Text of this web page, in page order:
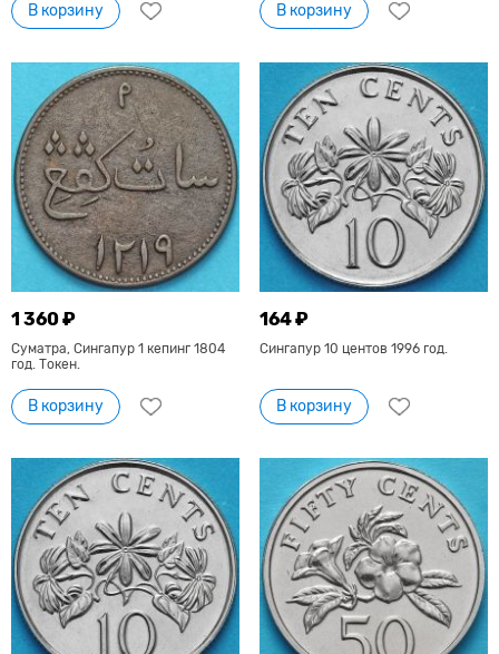
В корзину В корзину
1 360 ₽
Суматра, Сингапур 1 кепинг 1804
год. Токен.
В корзину
164 ₽
Сингапур 10 центов 1996 год.
В корзину